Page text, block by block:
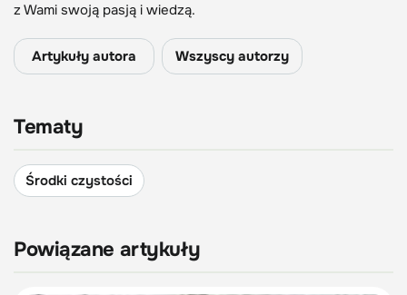
z Wami swoją pasją i wiedzą.
Artykuły autora Wszyscy autorzy
Tematy
Środki czystości
Powiązane artykuły